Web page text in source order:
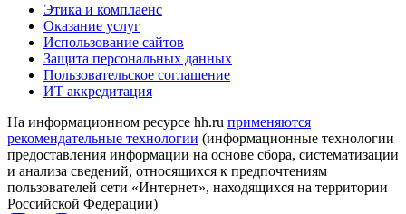
Этика и комплаенс
Оказание услуг
Использование сайтов
Защита персональных данных
Пользовательское соглашение
ИТ аккредитация
На информационном ресурсе hh.ru применяются
рекомендательные технологии (информационные технологии
предоставления информации на основе сбора, систематизации
и анализа сведений, относящихся к предпочтениям
пользователей сети «Интернет», находящихся на территории
Российской Федерации)